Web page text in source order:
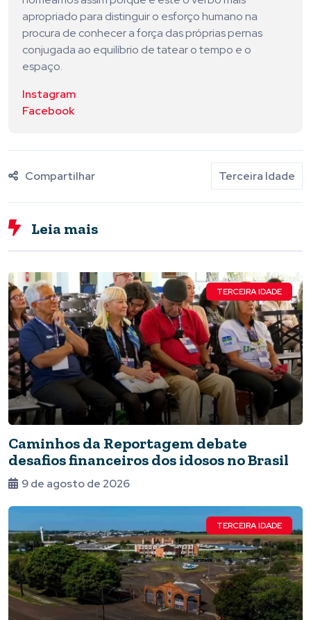
apropriado para distinguir o esforço humano na
procura de conhecer a força das próprias pernas
conjugada ao equilíbrio de tatear o tempo e o
espaço.
Instagram
Facebook
Compartilhar Terceira Idade
Leia mais
TERCEIRA IDADE
Caminhos da Reportagem debate
desafios financeiros dos idosos no Brasil
9 de agosto de 2026
TERCEIRA IDADE